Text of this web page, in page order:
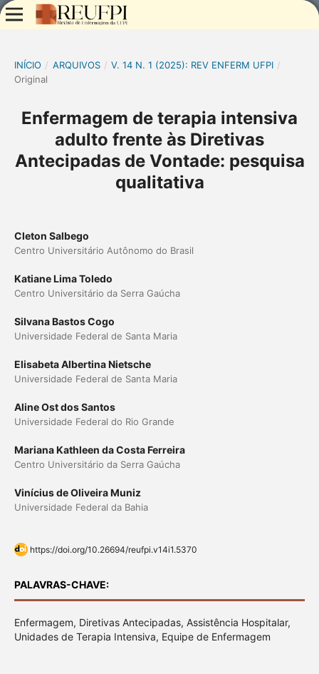
INÍCIO / ARQUIVOS / V. 14 N. 1 (2025): REV ENFERM UFPI /
Original
Enfermagem de terapia intensiva
adulto frente às Diretivas
Antecipadas de Vontade: pesquisa
qualitativa
Cleton Salbego
Centro Universitário Autônomo do Brasil
Katiane Lima Toledo
Centro Universitário da Serra Gaúcha
Silvana Bastos Cogo
Universidade Federal de Santa Maria
Elisabeta Albertina Nietsche
Universidade Federal de Santa Maria
Aline Ost dos Santos
Universidade Federal do Rio Grande
Mariana Kathleen da Costa Ferreira
Centro Universitário da Serra Gaúcha
Vinícius de Oliveira Muniz
Universidade Federal da Bahia
https://doi.org/10.26694/reufpi.v14i1.5370
PALAVRAS-CHAVE:
Enfermagem, Diretivas Antecipadas, Assistência Hospitalar,
Unidades de Terapia Intensiva, Equipe de Enfermagem